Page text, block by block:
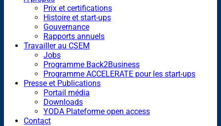
Prix et certifications
Histoire et start-ups
Gouvernance
Rapports annuels
Travailler au CSEM
Jobs
Programme Back2Business
Programme ACCELERATE pour les start-ups
Presse et Publications
Portail média
Downloads
YODA Plateforme open access
Contact